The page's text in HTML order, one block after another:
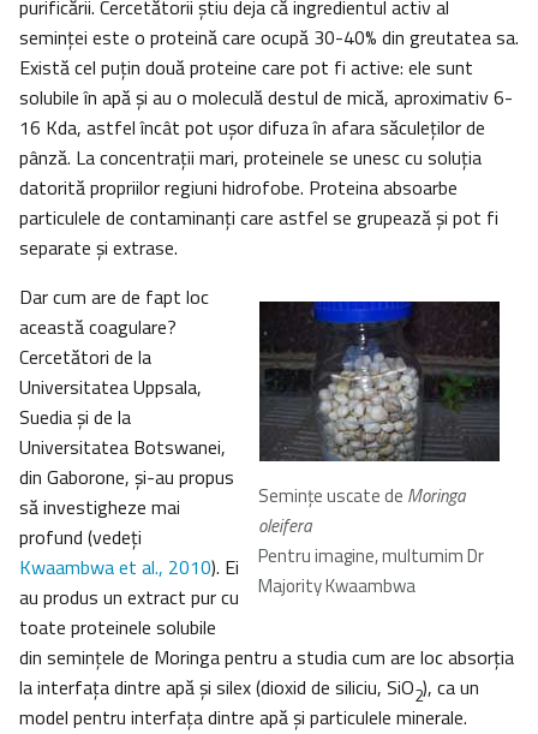
purificării. Cercetătorii ştiu deja că ingredientul activ al
seminţei este o proteină care ocupă 30-40% din greutatea sa.
Există cel puţin două proteine care pot fi active: ele sunt
solubile în apă şi au o moleculă destul de mică, aproximativ 6-
16 Kda, astfel încât pot uşor difuza în afara săculeţilor de
pânză. La concentraţii mari, proteinele se unesc cu soluţia
datorită propriilor regiuni hidrofobe. Proteina absoarbe
particulele de contaminanţi care astfel se grupează şi pot fi
separate şi extrase.
Seminţe uscate de Moringa
oleifera
Pentru imagine, multumim Dr
Majority Kwaambwa
Dar cum are de fapt loc
această coagulare?
Cercetători de la
Universitatea Uppsala,
Suedia şi de la
Universitatea Botswanei,
din Gaborone, şi-au propus
să investigheze mai
profund (vedeţi
Kwaambwa et al., 2010). Ei
au produs un extract pur cu
toate proteinele solubile
din seminţele de Moringa pentru a studia cum are loc absorţia
la interfaţa dintre apă şi silex (dioxid de siliciu, SiO2), ca un
model pentru interfaţa dintre apă şi particulele minerale.